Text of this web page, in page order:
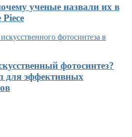
ученые назвали их в
Piece
фотосинтез?
эффективных